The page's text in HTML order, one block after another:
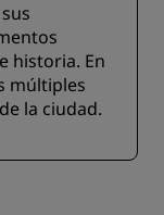
historia. En
múltiples
la ciudad.